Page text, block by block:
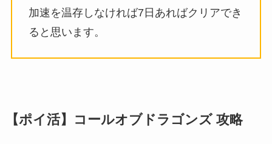
加速を温存しなければ7日あればクリアでき
ると思います。
【ポイ活】コールオブドラゴンズ 攻略